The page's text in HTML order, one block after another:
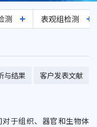
测 表观组检测
与结果
客户发表文献
于组织、器官和生物体